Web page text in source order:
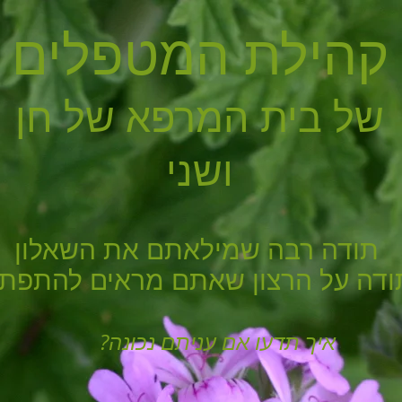
קהילת המטפלים
של בית המרפא של חן
ושני
תודה רבה שמילאתם את השאלון
על הרצון שאתם מראים
איך תדעו אם עניתם נכונה?